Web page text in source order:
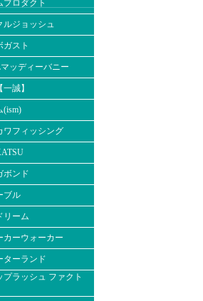
プロダクト
ルジョッシュ
ガスト
マッディーバニー
一誠】
(ism)
ワフィッシング
ボンド
ブル
リーム
カーウォーカー
ターランド
プラッシュ ファクト